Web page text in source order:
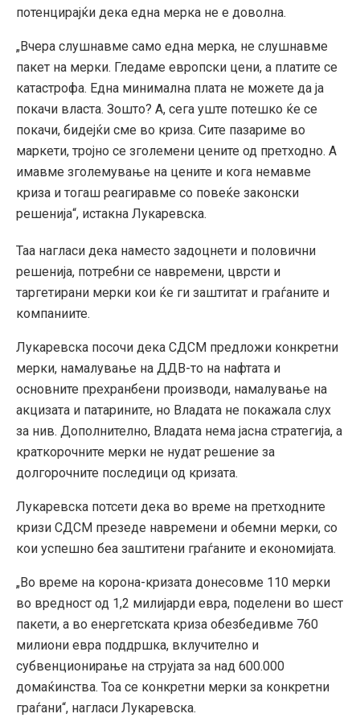
потенцирајќи дека една мерка не е доволна.
„Вчера слушнавме само една мерка, не слушнавме
пакет на мерки. Гледаме европски цени, а платите се
катастрофа. Една минимална плата не можете да ја
покачи власта. Зошто? А, сега уште потешко ќе се
покачи, бидејќи сме во криза. Сите пазариме во
маркети, тројно се зголемени цените од претходно. А
имавме зголемување на цените и кога немавме
криза и тогаш реагиравме со повеќе законски
решенија“, истакна Лукаревска.
Таа нагласи дека наместо задоцнети и половични
решенија, потребни се навремени, цврсти и
таргетирани мерки кои ќе ги заштитат и граѓаните и
компаниите.
Лукаревска посочи дека СДСМ предложи конкретни
мерки, намалување на ДДВ-то на нафтата и
основните прехранбени производи, намалување на
акцизата и патарините, но Владата не покажала слух
за нив. Дополнително, Владата нема јасна стратегија, а
краткорочните мерки не нудат решение за
долгорочните последици од кризата.
Лукаревска потсети дека во време на претходните
кризи СДСМ презеде навремени и обемни мерки, со
кои успешно беа заштитени граѓаните и економијата.
„Во време на корона-кризата донесовме 110 мерки
во вредност од 1,2 милијарди евра, поделени во шест
пакети, а во енергетската криза обезбедивме 760
милиони евра поддршка, вклучително и
субвенционирање на струјата за над 600.000
домаќинства. Тоа се конкретни мерки за конкретни
граѓани“, нагласи Лукаревска.